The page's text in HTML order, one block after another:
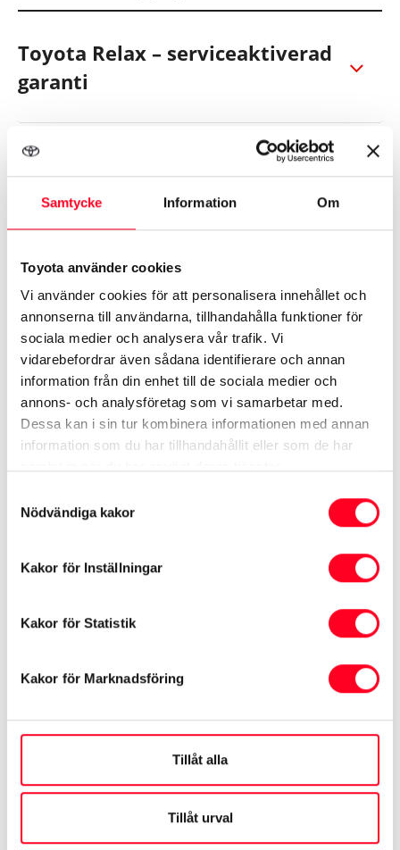
Samtycke Information Om
Toyota använder cookies
Vi använder cookies för att personalisera innehållet och
annonserna till användarna, tillhandahålla funktioner för
sociala medier och analysera vår trafik. Vi
vidarebefordrar även sådana identifierare och annan
information från din enhet till de sociala medier och
annons- och analysföretag som vi samarbetar med.
Dessa kan i sin tur kombinera informationen med annan
information som du har tillhandahållit eller som de har
Nödvändiga kakor
Kakor för Inställningar
Kakor för Statistik
Kakor för Marknadsföring
Tillåt alla
Tillåt urval
Toyota Relax – serviceaktiverad
garanti
Toyota Approved Used
Nya bilar och finansiering
Nybilsgaranti – för nya Toyota-
bilar
5 års / 100 000 km garanti på
elbilskomponenter
Easy privatleasing
Konsumentköplagen och
försäljningsinformation
Konsumentköplagen – dina
rättigheter